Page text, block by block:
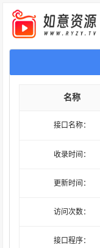
名称
接口名称：
收录时间：
更新时间：
访问次数：
接口程序：